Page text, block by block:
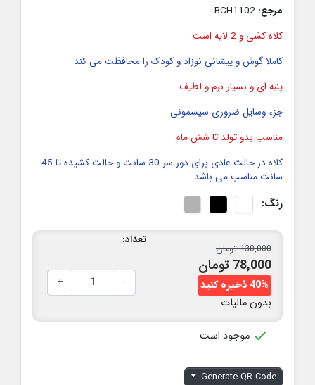
مرجع:
کلاه کشی و 2 لایه است
کاملا گوش و پیشانی نوزاد و کودک را محافظت می کند
پنبه ای و بسیار نرم و لطیف
جزء وسایل ضروری سیسمونی
مناسب بدو تولد تا شش ماه
کلاه در حالت عادی برای دور سر 30 سانت و حالت کشیده تا 45
سانت مناسب می باشد
رنگ:
130,000 تومان
78,000 تومان
40% ذخیره کنید
بدون مالیات
تعداد:
-
+
 موجود است
Generate QR Code